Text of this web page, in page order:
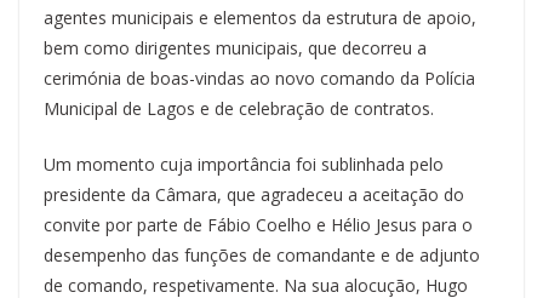
agentes municipais e elementos da estrutura de apoio,
bem como dirigentes municipais, que decorreu a
cerimónia de boas-vindas ao novo comando da Polícia
Municipal de Lagos e de celebração de contratos.
Um momento cuja importância foi sublinhada pelo
presidente da Câmara, que agradeceu a aceitação do
convite por parte de Fábio Coelho e Hélio Jesus para o
desempenho das funções de comandante e de adjunto
de comando, respetivamente. Na sua alocução, Hugo